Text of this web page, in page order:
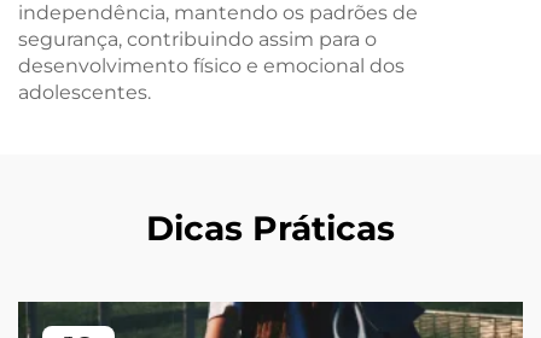
independência, mantendo os padrões de
segurança, contribuindo assim para o
desenvolvimento físico e emocional dos
adolescentes.
Dicas Práticas